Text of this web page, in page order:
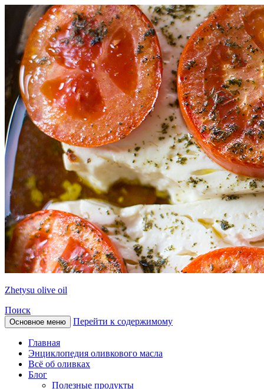
Zhetysu olive oil
Поиск
Основное меню Перейти к содержимому
Главная
Энциклопедия оливкового масла
Всё об оливках
Блог
Полезные продукты